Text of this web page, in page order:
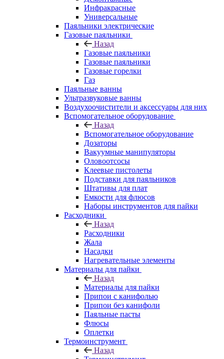
Инфракрасные
Универсальные
Паяльники электрические
Газовые паяльники
Назад
Газовые паяльники
Газовые паяльники
Газовые горелки
Газ
Паяльные ванны
Ультразвуковые ванны
Воздухоочистители и аксессуары для них
Вспомогательное оборудование
Назад
Вспомогательное оборудование
Дозаторы
Вакуумные манипуляторы
Оловоотсосы
Клеевые пистолеты
Подставки для паяльников
Штативы для плат
Емкости для флюсов
Наборы инструментов для пайки
Расходники
Назад
Расходники
Жала
Насадки
Нагревательные элементы
Материалы для пайки
Назад
Материалы для пайки
Припои с канифолью
Припои без канифоли
Паяльные пасты
Флюсы
Оплетки
Термоинструмент
Назад